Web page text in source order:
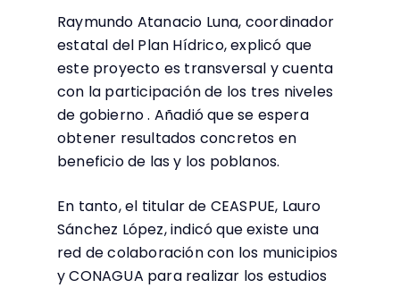
Raymundo Atanacio Luna, coordinador
estatal del Plan Hídrico, explicó que
este proyecto es transversal y cuenta
con la participación de los tres niveles
de gobierno . Añadió que se espera
obtener resultados concretos en
beneficio de las y los poblanos.
En tanto, el titular de CEASPUE, Lauro
Sánchez López, indicó que existe una
red de colaboración con los municipios
y CONAGUA para realizar los estudios